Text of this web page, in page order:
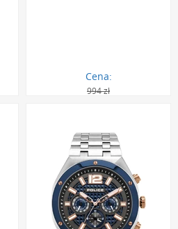
Cena:
994 zł